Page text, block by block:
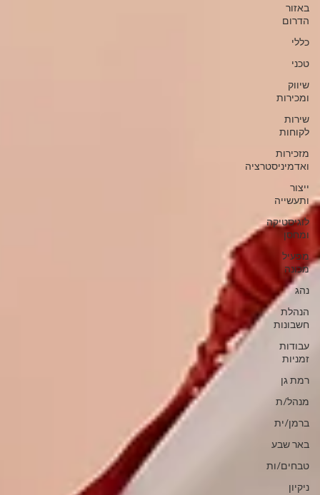
באזור
הדרום
כללי
טכני
שיווק
ומכירות
שירות
לקוחות
מזכירות
ואדמיניסטרציה
ייצור
ותעשייה
לוגיסטיקה
ומחסן
מפעיל
מכונה
נהג
הנהלת
חשבונות
עבודות
זמניות
רמת גן
מנהל/ת
ברמן/ית
באר שבע
טבחים/ות
ניקיון